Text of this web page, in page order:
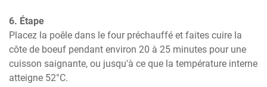
6. Étape
Placez la poêle dans le four préchauffé et faites cuire la
côte de boeuf pendant environ 20 à 25 minutes pour une
cuisson saignante, ou jusqu'à ce que la température interne
atteigne 52°C.